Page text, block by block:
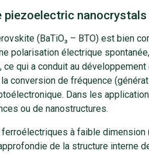
nanocrystals
(BaTiO₃ – BTO) est bien
polarisation électrique
qui a conduit au
conversion de fréquence
Dans les
ou de nanostructures.
à faible
de la structure interne